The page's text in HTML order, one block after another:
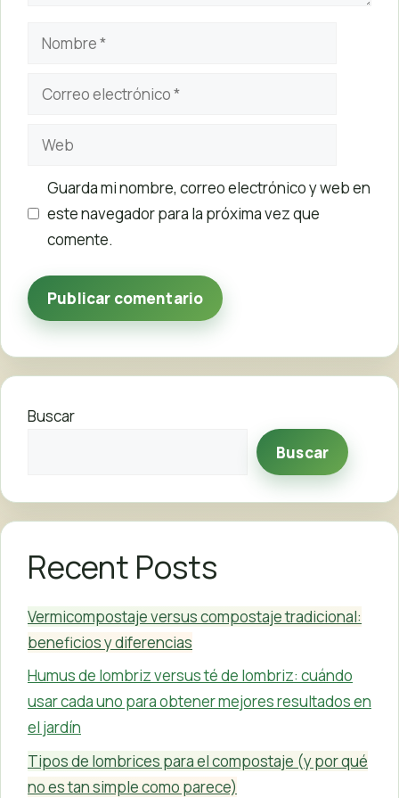
Nombre
Correo
Web
Guarda mi nombre, correo electrónico y web en
este navegador para la próxima vez que
comente.
Buscar
Buscar
Recent Posts
Vermicompostaje versus compostaje tradicional:
beneficios y diferencias
Humus de lombriz versus té de lombriz: cuándo
usar cada uno para obtener mejores resultados en
el jardín
Tipos de lombrices para el compostaje (y por qué
no es tan simple como parece)